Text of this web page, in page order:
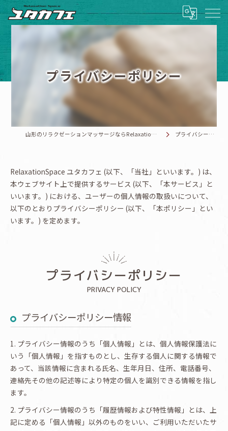
プライバシーポリシー
山形のリラクゼーションマッサージならRelaxationSpace ユタカフェ プライバシーポリシー
RelaxationSpace ユタカフェ (以下、「当社」といいます。) は、
本ウェブサイト上で提供するサービス (以下、「本サービス」と
いいます。) における、ユーザーの個人情報の取扱いについて、
以下のとおりプライバシーポリシー (以下、「本ポリシー」とい
います。) を定めます。
プライバシーポリシー
PRIVACY POLICY
プライバシーポリシー情報
1. プライバシー情報のうち「個人情報」とは、個人情報保護法に
いう「個人情報」を指すものとし、生存する個人に関する情報で
あって、当該情報に含まれる氏名、生年月日、住所、電話番号、
連絡先その他の記述等により特定の個人を識別できる情報を指し
ます。
2. プライバシー情報のうち「履歴情報および特性情報」とは、上
記に定める「個人情報」以外のものをいい、ご利用いただいたサ